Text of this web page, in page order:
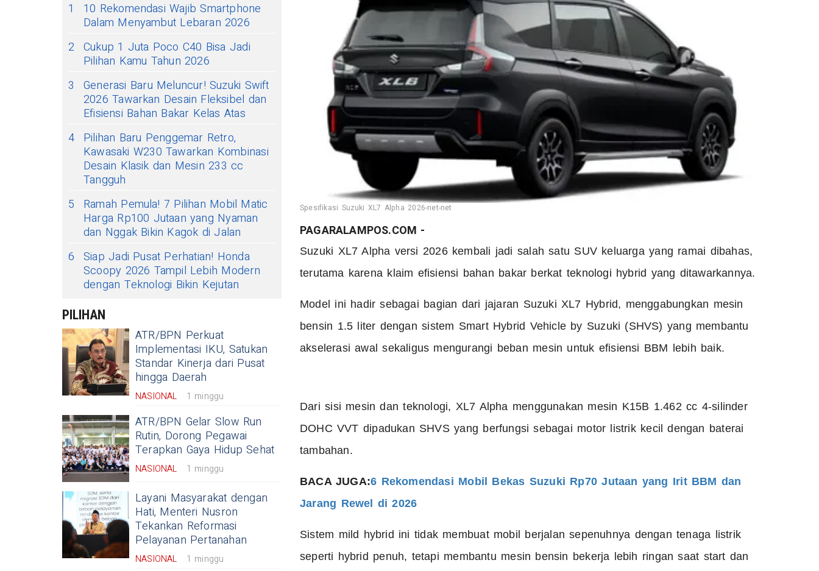
1
10 Rekomendasi Wajib Smartphone
Dalam Menyambut Lebaran 2026
2 Cukup 1 Juta Poco C40 Bisa Jadi
Pilihan Kamu Tahun 2026
3
Generasi Baru Meluncur! Suzuki Swift
2026 Tawarkan Desain Fleksibel dan
Efisiensi Bahan Bakar Kelas Atas
4 Pilihan Baru Penggemar Retro,
Kawasaki W230 Tawarkan Kombinasi
Desain Klasik dan Mesin 233 cc
Tangguh
5
Ramah Pemula! 7 Pilihan Mobil Matic
Harga Rp100 Jutaan yang Nyaman
dan Nggak Bikin Kagok di Jalan
6 Siap Jadi Pusat Perhatian! Honda
Scoopy 2026 Tampil Lebih Modern
dengan Teknologi Bikin Kejutan
PILIHAN
ATR/BPN Perkuat
Implementasi IKU, Satukan
Standar Kinerja dari Pusat
hingga Daerah
NASIONAL 1 minggu
ATR/BPN Gelar Slow Run
Rutin, Dorong Pegawai
Terapkan Gaya Hidup Sehat
NASIONAL 1 minggu
Layani Masyarakat dengan
Hati, Menteri Nusron
Tekankan Reformasi
Pelayanan Pertanahan
NASIONAL 1 minggu
Spesifikasi Suzuki XL7 Alpha 2026-net-net
PAGARALAMPOS.COM -
Suzuki XL7 Alpha versi 2026 kembali jadi salah satu SUV keluarga yang ramai dibahas,
terutama karena klaim efisiensi bahan bakar berkat teknologi hybrid yang ditawarkannya.
Model ini hadir sebagai bagian dari jajaran Suzuki XL7 Hybrid, menggabungkan mesin
bensin 1.5 liter dengan sistem Smart Hybrid Vehicle by Suzuki (SHVS) yang membantu
akselerasi awal sekaligus mengurangi beban mesin untuk efisiensi BBM lebih baik.
Dari sisi mesin dan teknologi, XL7 Alpha menggunakan mesin K15B 1.462 cc 4‑silinder
DOHC VVT dipadukan SHVS yang berfungsi sebagai motor listrik kecil dengan baterai
tambahan.
BACA JUGA:6 Rekomendasi Mobil Bekas Suzuki Rp70 Jutaan yang Irit BBM dan
Jarang Rewel di 2026
Sistem mild hybrid ini tidak membuat mobil berjalan sepenuhnya dengan tenaga listrik
seperti hybrid penuh, tetapi membantu mesin bensin bekerja lebih ringan saat start dan